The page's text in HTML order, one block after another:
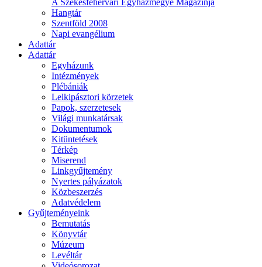
A Székesfehérvári Egyházmegye Magazinja
Hangtár
Szentföld 2008
Napi evangélium
Adattár
Adattár
Egyházunk
Intézmények
Plébániák
Lelkipásztori körzetek
Papok, szerzetesek
Világi munkatársak
Dokumentumok
Kitüntetések
Térkép
Miserend
Linkgyűjtemény
Nyertes pályázatok
Közbeszerzés
Adatvédelem
Gyűjteményeink
Bemutatás
Könyvtár
Múzeum
Levéltár